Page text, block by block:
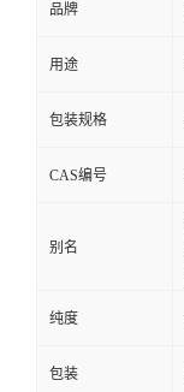
品牌
用途
包装规格
CAS编号
别名
纯度
包装